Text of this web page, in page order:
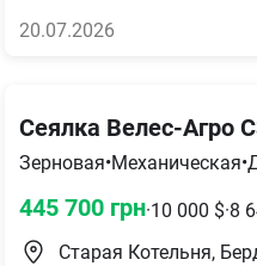
20.07.2026
Сеялка Велес-Агро
Зерновая•Механическая•
445 700 грн·10 000 $·8
Старая Котельня,